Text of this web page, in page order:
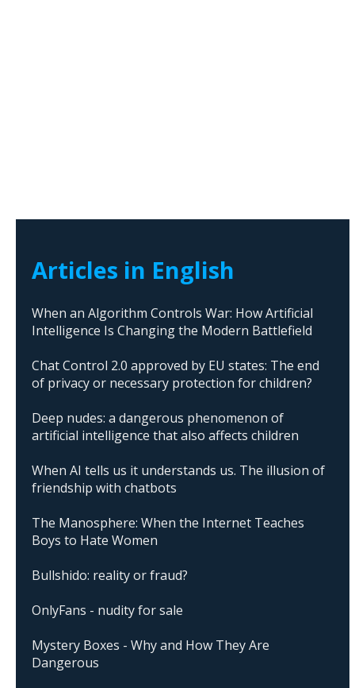
Articles in English
When an Algorithm Controls War: How Artificial
Intelligence Is Changing the Modern Battlefield
Chat Control 2.0 approved by EU states: The end
of privacy or necessary protection for children?
Deep nudes: a dangerous phenomenon of
artificial intelligence that also affects children
When AI tells us it understands us. The illusion of
friendship with chatbots
The Manosphere: When the Internet Teaches
Boys to Hate Women
Bullshido: reality or fraud?
OnlyFans - nudity for sale
Mystery Boxes - Why and How They Are
Dangerous